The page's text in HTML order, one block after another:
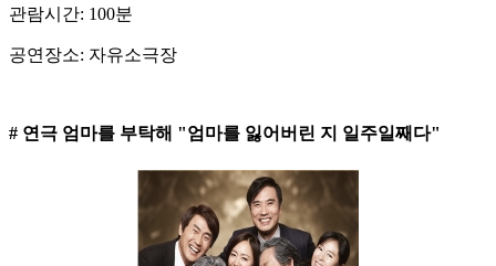
관람시간: 100분
공연장소: 자유소극장
# 연극 엄마를 부탁해 "엄마를 잃어버린 지 일주일째다"